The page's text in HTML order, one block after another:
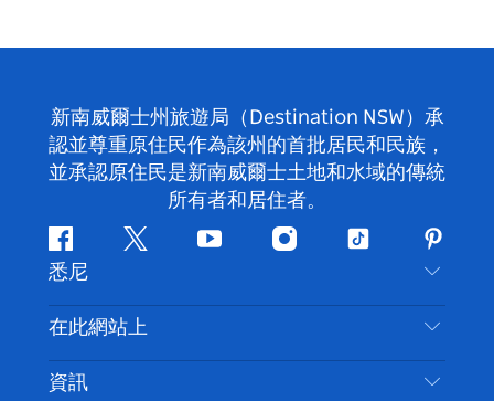
新南威爾士州旅遊局（Destination NSW）承
認並尊重原住民作為該州的首批居民和民族，
並承認原住民是新南威爾士土地和水域的傳統
所有者和居住者。
Facebook嘰
喳
喳
Youtube Instagram
抖
悉尼
聯絡我們
免責聲明
在此網站上
目的地
資訊